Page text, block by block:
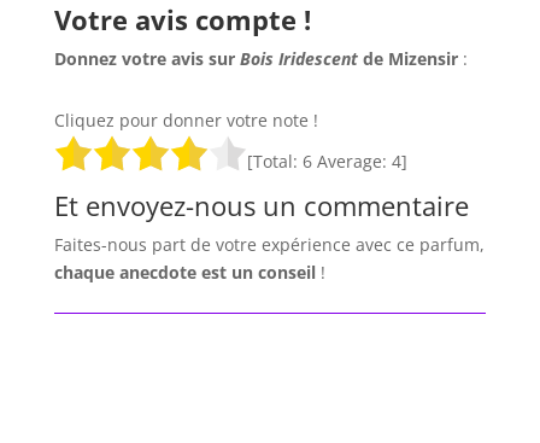
Votre avis compte !
Donnez votre avis sur Bois Iridescentde Mizensir:
Cliquez pour donner votre note !
[Total: 6Average: 4]
Et envoyez-nous un commentaire
Faites-nous part de votre expérience avec ce parfum,
chaque anecdote est un conseil!